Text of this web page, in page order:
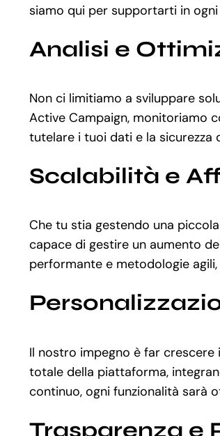
siamo qui per supportarti in
Analisi e
Non ci limitiamo a sviluppare
Active Campaign, monitoriamo
tutelare i tuoi dati e la sicurezza
Scalabilità e
Che tu stia gestendo una
capace di gestire un aumento
performante e metodologie
Il nostro impegno è far
totale della piattaforma,
continuo, ogni funzionalità sarà
Trasparenza e